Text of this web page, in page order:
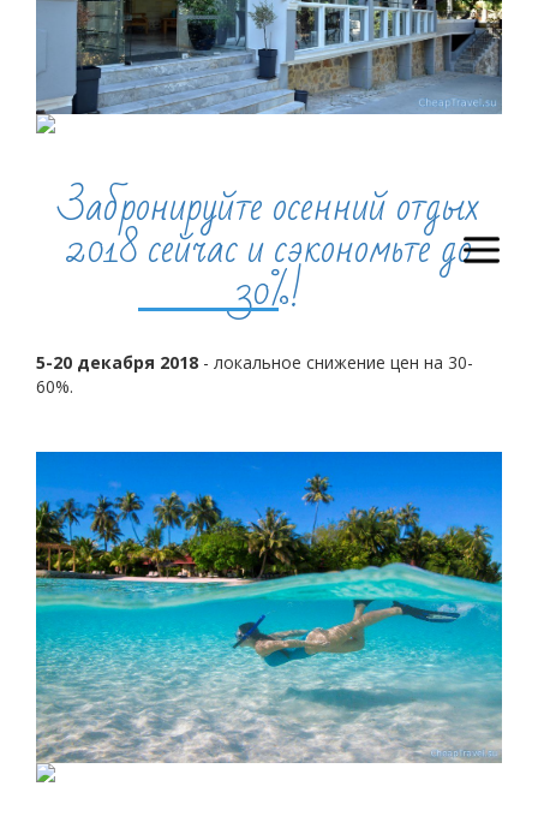
Забронируйте осенний отдых
2018 сейчас и сэкономьте до
30%!
5-20 декабря 2018 - локальное снижение цен на 30-
60%.
Горящие туры